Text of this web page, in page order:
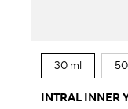
30 ml
INTRAL INNER